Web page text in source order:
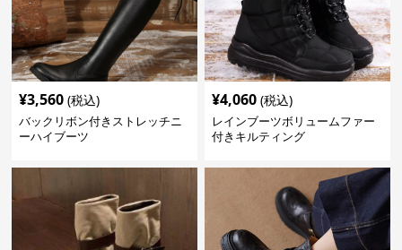
¥3,560 (税込)
バックリボン付きストレッチニ
ーハイブーツ
¥4,060 (税込)
レインブーツボリュームファー
付きキルティング